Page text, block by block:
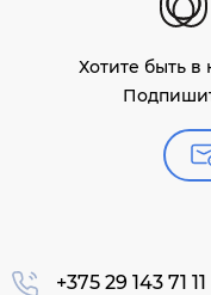
Хотите быть в
+375 29 143 71 11